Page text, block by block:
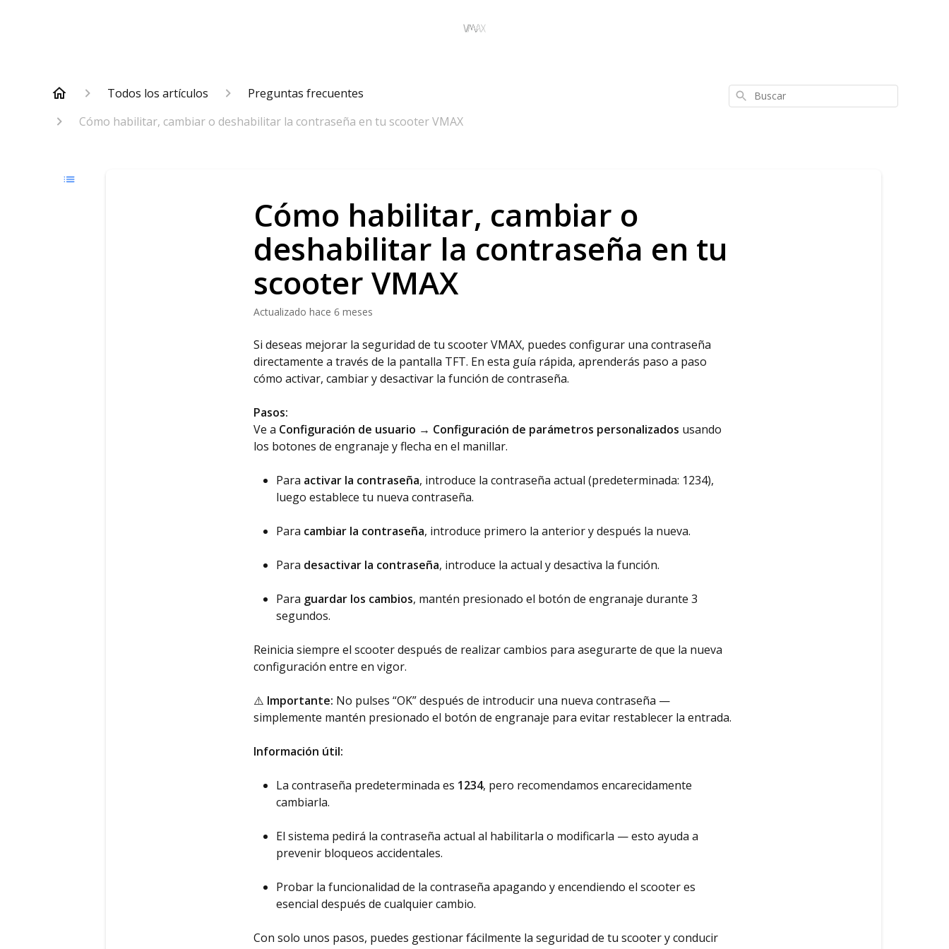
Todos los artículos
Preguntas frecuentes
Cómo habilitar, cambiar o deshabilitar la contraseña en tu scooter VMAX
Buscar
Cómo habilitar, cambiar o
deshabilitar la contraseña en tu
scooter VMAX
Actualizado hace 6 meses
Si deseas mejorar la seguridad de tu scooter VMAX, puedes configurar una contraseña
directamente a través de la pantalla TFT. En esta guía rápida, aprenderás paso a paso
cómo activar, cambiar y desactivar la función de contraseña.
Pasos:
Ve a Configuración de usuario → Configuración de parámetros personalizados usando
los botones de engranaje y flecha en el manillar.
Para activar la contraseña, introduce la contraseña actual (predeterminada: 1234),
luego establece tu nueva contraseña.
Para cambiar la contraseña, introduce primero la anterior y después la nueva.
Para desactivar la contraseña, introduce la actual y desactiva la función.
Para guardar los cambios, mantén presionado el botón de engranaje durante 3
segundos.
Reinicia siempre el scooter después de realizar cambios para asegurarte de que la nueva
configuración entre en vigor.
⚠️ Importante: No pulses “OK” después de introducir una nueva contraseña —
simplemente mantén presionado el botón de engranaje para evitar restablecer la entrada.
Información útil:
La contraseña predeterminada es 1234, pero recomendamos encarecidamente
cambiarla.
El sistema pedirá la contraseña actual al habilitarla o modificarla — esto ayuda a
prevenir bloqueos accidentales.
Probar la funcionalidad de la contraseña apagando y encendiendo el scooter es
esencial después de cualquier cambio.
Con solo unos pasos, puedes gestionar fácilmente la seguridad de tu scooter y conducir